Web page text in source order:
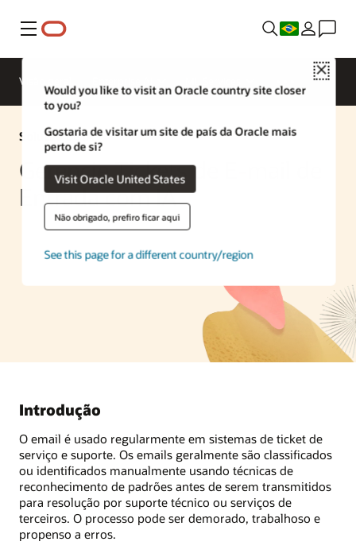
Menu
Close
Would you like to visit an Oracle country site closer
to you?
Gostaria de visitar um site de país da Oracle mais
perto de si?
Visit Oracle United States
Não obrigado, prefiro ficar aqui
See this page for a different country/region
Visão geral
Solução de IA
Gerencie Tickets de E-mail de
Entrada com IA
Introdução
O email é usado regularmente em sistemas de ticket de
serviço e suporte. Os emails geralmente são classificados
ou identificados manualmente usando técnicas de
reconhecimento de padrões antes de serem transmitidos
para resolução por suporte técnico ou serviços de
terceiros. O processo pode ser demorado, trabalhoso e
propenso a erros.